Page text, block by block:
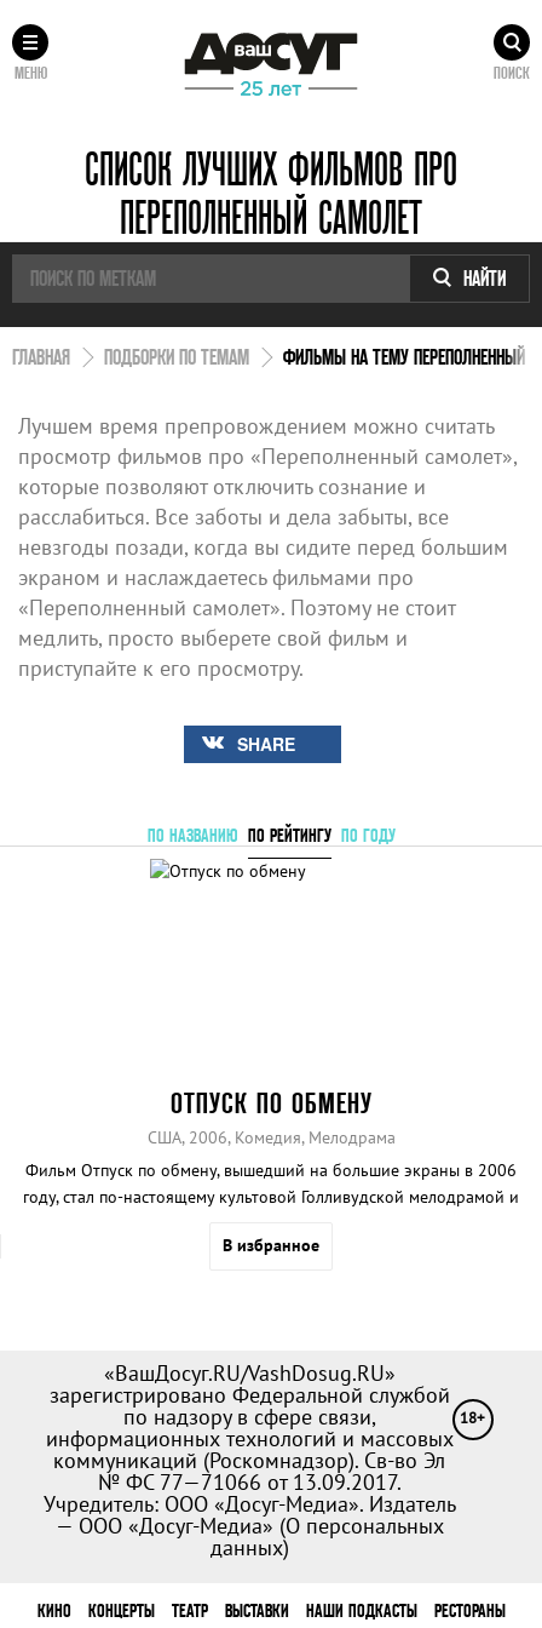
МЕНЮ ПОИСК
СПИСОК ЛУЧШИХ ФИЛЬМОВ ПРО
ПЕРЕПОЛНЕННЫЙ САМОЛЕТ
НАЙТИ
ГЛАВНАЯ ПОДБОРКИ ПО ТЕМАМ ФИЛЬМЫ НА ТЕМУ ПЕРЕПОЛНЕННЫЙ
Лучшем время препровождением можно считать
просмотр фильмов про «Переполненный самолет»,
которые позволяют отключить сознание и
расслабиться. Все заботы и дела забыты, все
невзгоды позади, когда вы сидите перед большим
экраном и наслаждаетесь фильмами про
«Переполненный самолет». Поэтому не стоит
медлить, просто выберете свой фильм и
приступайте к его просмотру.
SHARE
ПО НАЗВАНИЮ ПО РЕЙТИНГУ ПО ГОДУ
ОТПУСК ПО ОБМЕНУ
США, 2006, Комедия, Мелодрама
Фильм Отпуск по обмену, вышедший на большие экраны в 2006
году, стал по-настоящему культовой Голливудской мелодрамой и
жанра.
В избранное
«ВашДосуг.RU/VashDosug.RU»
зарегистрировано Федеральной службой
по надзору в сфере связи,
информационных технологий и массовых
коммуникаций (Роскомнадзор). Св-во Эл
№ ФС 77—71066 от 13.09.2017.
Учредитель: ООО «Досуг-Медиа». Издатель
— ООО «Досуг-Медиа» (О персональных
данных)
18+
КИНО КОНЦЕРТЫ ТЕАТР ВЫСТАВКИ НАШИ ПОДКАСТЫ РЕСТОРАНЫ